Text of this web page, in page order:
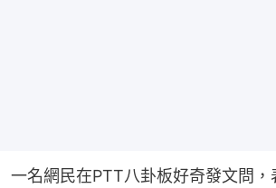
一名網民在PTT八卦板好奇發文問，